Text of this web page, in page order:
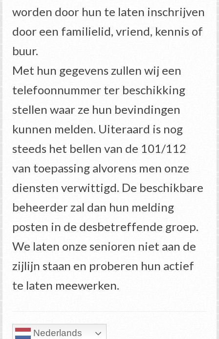
worden door hun te laten inschrijven
door een familielid, vriend, kennis of
buur.
Met hun gegevens zullen wij een
telefoonnummer ter beschikking
stellen waar ze hun bevindingen
kunnen melden. Uiteraard is nog
steeds het bellen van de 101/112
van toepassing alvorens men onze
diensten verwittigd. De beschikbare
beheerder zal dan hun melding
posten in de desbetreffende groep.
We laten onze senioren niet aan de
zijlijn staan en proberen hun actief
te laten meewerken.
Nederlands